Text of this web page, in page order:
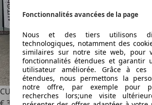
CUPRA TerramarTERRAMAR 1.5 E-TSI
Fonctionnalités avancées de la page
Nous et des tiers utilisons
technologiques, notamment des
similaires sur notre site web, pour
fonctionnalités étendues et garantir
utilisateur améliorée. Grâce à ces
étendues, nous permettons la
notre offre, par exemple pour
recherches lors;une visite